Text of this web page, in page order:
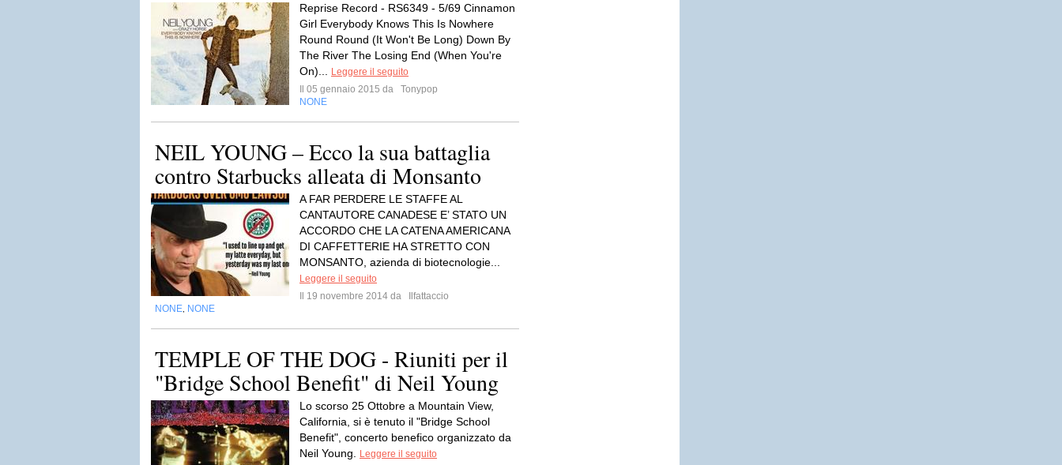
Reprise Record - RS6349 - 5/69 Cinnamon
Girl Everybody Knows This Is Nowhere
Round Round (It Won't Be Long) Down By
The River The Losing End (When You're
On)...
Leggere il seguito
Il 05 gennaio 2015 da
Tonypop
NONE
NEIL YOUNG – Ecco la sua battaglia
contro Starbucks alleata di Monsanto
A FAR PERDERE LE STAFFE AL
CANTAUTORE CANADESE E’ STATO UN
ACCORDO CHE LA CATENA AMERICANA
DI CAFFETTERIE HA STRETTO CON
MONSANTO, azienda di biotecnologie...
Leggere il seguito
Il 19 novembre 2014 da
Ilfattaccio
NONE NONE
TEMPLE OF THE DOG - Riuniti per il
"Bridge School Benefit" di Neil Young
Lo scorso 25 Ottobre a Mountain View,
California, si è tenuto il "Bridge School
Benefit", concerto benefico organizzato da
Neil Young.
Leggere il seguito